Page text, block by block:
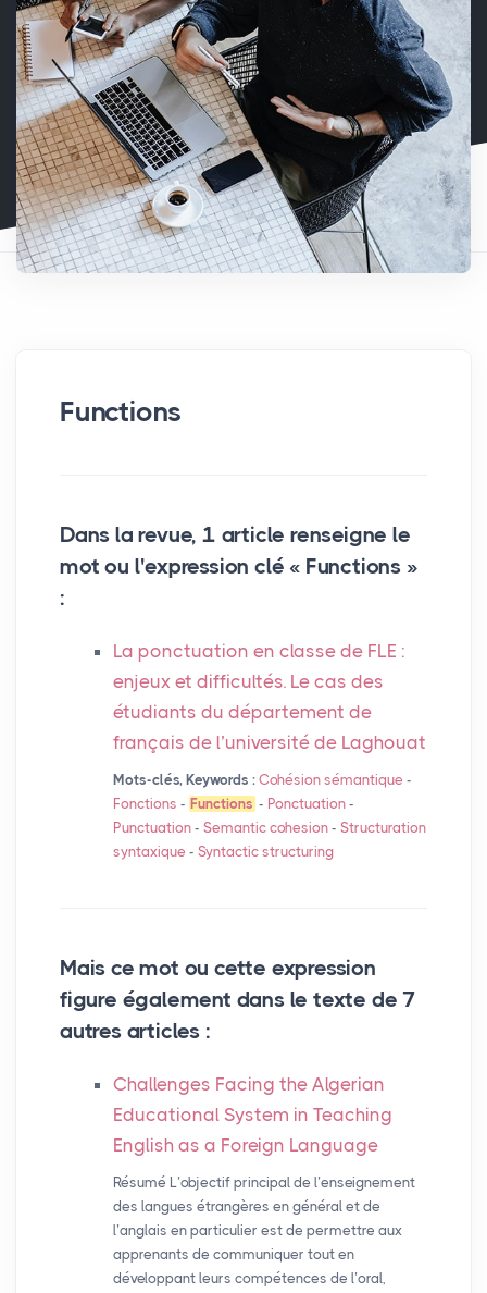
Functions
Dans la revue, 1 article renseigne le
mot ou l'expression clé « Functions »
:
La ponctuation en classe de FLE :
enjeux et difficultés. Le cas des
étudiants du département de
français de l’université de Laghouat
Mots-clés, Keywords : Cohésion sémantique -
Fonctions - Functions - Ponctuation-
Punctuation- Semantic cohesion- Structuration
syntaxique - Syntactic structuring
Mais ce mot ou cette expression
figure également dans le texte de 7
autres articles :
Challenges Facing the Algerian
Educational System in Teaching
English as a Foreign Language
Résumé L’objectif principal de l’enseignement
des langues étrangères en général et de
l’anglais en particulier est de permettre aux
apprenants de communiquer tout en
développant leurs compétences de l’oral,